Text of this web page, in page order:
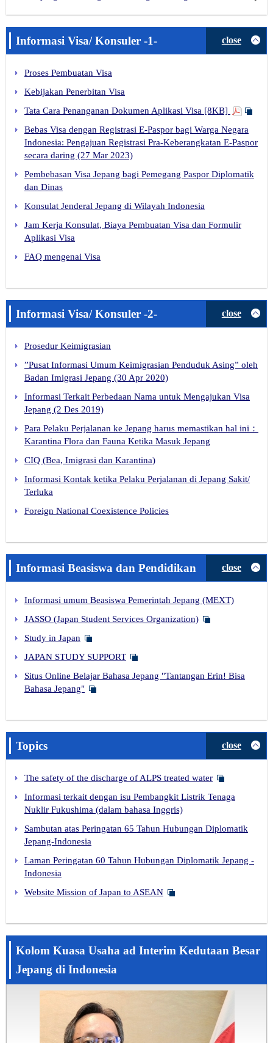
Informasi Visa/ Konsuler -1- close
Proses Pembuatan Visa
Kebijakan Penerbitan Visa
Tata Cara Penanganan Dokumen Aplikasi Visa [8KB]
Bebas Visa dengan Registrasi E-Paspor bagi Warga Negara
Indonesia: Pengajuan Registrasi Pra-Keberangkatan E-Paspor
secara daring (27 Mar 2023)
Pembebasan Visa Jepang bagi Pemegang Paspor Diplomatik
dan Dinas
Konsulat Jenderal Jepang di Wilayah Indonesia
Jam Kerja Konsulat, Biaya Pembuatan Visa dan Formulir
Aplikasi Visa
FAQ mengenai Visa
Informasi Visa/ Konsuler -2- close
Prosedur Keimigrasian
”Pusat Informasi Umum Keimigrasian Penduduk Asing” oleh
Badan Imigrasi Jepang (30 Apr 2020)
Informasi Terkait Perbedaan Nama untuk Mengajukan Visa
Jepang (2 Des 2019)
Para Pelaku Perjalanan ke Jepang harus memastikan hal ini：
Karantina Flora dan Fauna Ketika Masuk Jepang
CIQ (Bea, Imigrasi dan Karantina)
Informasi Kontak ketika Pelaku Perjalanan di Jepang Sakit/
Terluka
Foreign National Coexistence Policies
Informasi Beasiswa dan Pendidikan close
Informasi umum Beasiswa Pemerintah Jepang (MEXT)
JASSO (Japan Student Services Organization)
Study in Japan
JAPAN STUDY SUPPORT
Situs Online Belajar Bahasa Jepang "Tantangan Erin! Bisa
Bahasa Jepang"
Topics close
The safety of the discharge of ALPS treated water
Informasi terkait dengan isu Pembangkit Listrik Tenaga
Nuklir Fukushima (dalam bahasa Inggris)
Sambutan atas Peringatan 65 Tahun Hubungan Diplomatik
Jepang-Indonesia
Laman Peringatan 60 Tahun Hubungan Diplomatik Jepang -
Indonesia
Website Mission of Japan to ASEAN
Kolom Kuasa Usaha ad Interim Kedutaan Besar
Jepang di Indonesia